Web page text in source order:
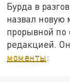
Бурда в
назвал
прорывной
редакцией.
моменты: